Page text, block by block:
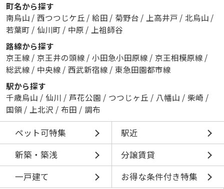
町名から探す
南烏山 / 西つつじケ丘 / 給田 / 菊野台 / 上高井戸 / 北烏山 /
若葉町 / 仙川町 / 中原 / 上祖師谷
路線から探す
京王線 / 京王井の頭線 / 小田急小田原線 / 京王相模原線 /
総武線 / 中央線 / 西武新宿線 / 東急田園都市線
駅から探す
千歳烏山 / 仙川 / 芦花公園 / つつじヶ丘 / 八幡山 / 柴崎 /
国領 / 上北沢 / 布田 / 調布
ペット可特集
駅近
新築・築浅
分譲賃貸
一戸建て
お得な条件付き特集